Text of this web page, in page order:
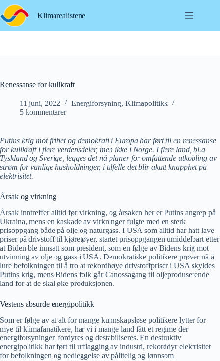
Hopp
til
innholdet
Klimarealistene
Renessanse for kullkraft
11 juni, 2022 Energiforsyning, Klimapolitikk
5 kommentarer
Putins krig mot frihet og demokrati i Europa har ført til en renessanse
for kullkraft i flere verdensdeler, men ikke i Norge. I flere land, bl.a
Tyskland og Sverige, legges det nå planer for omfattende utkobling av
strøm for vanlige husholdninger, i tilfelle det blir akutt knapphet på
elektrisitet.
Årsak og virkning
Årsak inntreffer alltid før virkning, og årsaken her er Putins angrep på
Ukraina, mens en kaskade av virkninger fulgte med en sterk
prisoppgang både på olje og naturgass. I USA som alltid har hatt lave
priser på drivstoff til kjøretøyer, startet prisoppgangen umiddelbart etter
at Biden ble innsatt som president, som en følge av Bidens krig mot
utvinning av olje og gass i USA. Demokratiske politikere prøver nå å
lure befolkningen til å tro at rekordhøye drivstoffpriser i USA skyldes
Putins krig, mens Bidens folk går Canossagang til oljeproduserende
land for at de skal øke produksjonen.
Vestens absurde energipolitikk
Som er følge av at alt for mange kunnskapsløse politikere lytter for
mye til klimafanatikere, har vi i mange land fått et regime der
energiforsyningen fordyres og destabiliseres. En destruktiv
energipolitikk har ført til utflagging av industri, rekorddyr elektrisitet
for befolkningen og nedleggelse av pålitelig og lønnsom